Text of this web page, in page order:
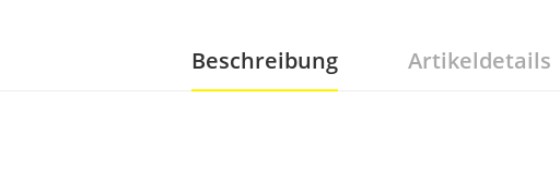
Beschreibung Artikeldetails